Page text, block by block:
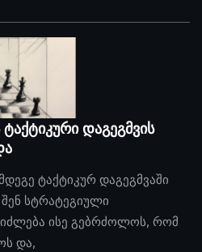
დაგეგმვის
ტაქტიკურ დაგეგმვაში
სტრატეგიული
ისე გებრძოლოს, რომ
და,